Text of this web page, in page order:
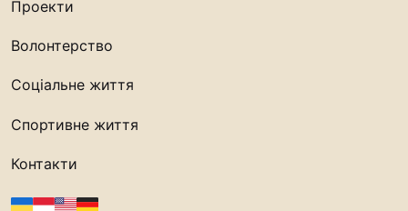
Проекти
Волонтерство
Соціальне життя
Спортивне життя
Контакти